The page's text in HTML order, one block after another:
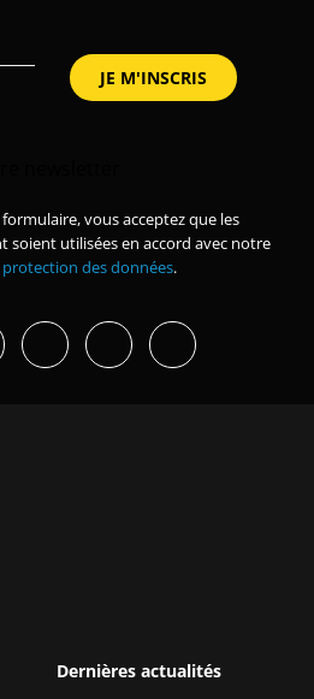
vous acceptez que les
utilisées en accord avec notre
des données.
Dernières actualités